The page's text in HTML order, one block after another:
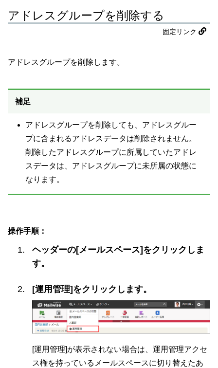
アドレスグループを削除する
固定リンク
アドレスグループを削除します。
補足
アドレスグループを削除しても、アドレスグルー
プに含まれるアドレスデータは削除されません。
削除したアドレスグループに所属していたアドレ
スデータは、アドレスグループに未所属の状態に
なります。
操作手順：
ヘッダーの[メールスペース]をクリックしま
す。
[運用管理]をクリックします。
[運用管理]が表示されない場合は、運用管理アクセ
ス権を持っているメールスペースに切り替えたあ